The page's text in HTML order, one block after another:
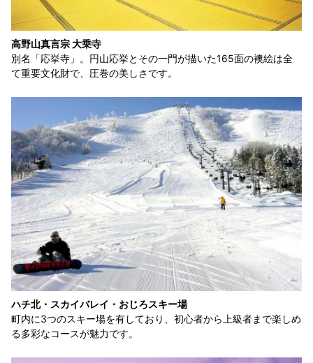
高野山真言宗 大乗寺
別名「応挙寺」。円山応挙とその一門が描いた165面の襖絵は全
て重要文化財で、圧巻の美しさです。
ハチ北・スカイバレイ・おじろスキー場
町内に3つのスキー場を有しており、初心者から上級者まで楽しめ
る多彩なコースが魅力です。